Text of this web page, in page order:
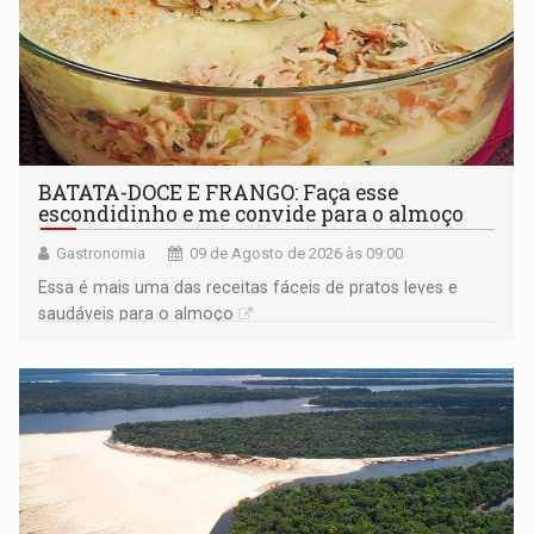
BATATA-DOCE E FRANGO: Faça esse
escondidinho e me convide para o almoço
Gastronomia 09 de Agosto de 2026 às 09:00
Essa é mais uma das receitas fáceis de pratos leves e
saudáveis para o almoço